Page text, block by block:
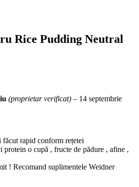
Rice Pudding Neutral
(proprietar verificat) – 14 septembrie
făcut rapid conform rețetei
protein o cupă , fructe de pădure , afine ,
! Recomand suplimentele Weidner